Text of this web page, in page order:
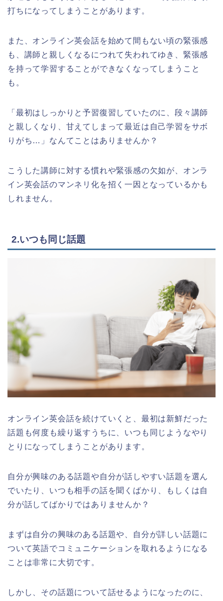
打ちになってしまうことがあります。
また、オンライン英会話を始めて間もない頃の緊張感
も、講師と親しくなるにつれて失われてゆき、緊張感
を持って学習することができなくなってしまうこと
も。
「最初はしっかりと予習復習していたのに、段々講師
と親しくなり、甘えてしまって最近は自己学習をサボ
りがち…」なんてことはありませんか？
こうした講師に対する慣れや緊張感の欠如が、オンラ
イン英会話のマンネリ化を招く一因となっているかも
しれません。
2.いつも同じ話題
オンライン英会話を続けていくと、最初は新鮮だった
話題も何度も繰り返すうちに、いつも同じようなやり
とりになってしまうことがあります。
自分が興味のある話題や自分が話しやすい話題を選ん
でいたり、いつも相手の話を聞くばかり、もしくは自
分が話してばかりではありませんか？
まずは自分の興味のある話題や、自分が詳しい話題に
ついて英語でコミュニケーションを取れるようになる
ことは非常に大切です。
しかし、その話題について話せるようになったのに、